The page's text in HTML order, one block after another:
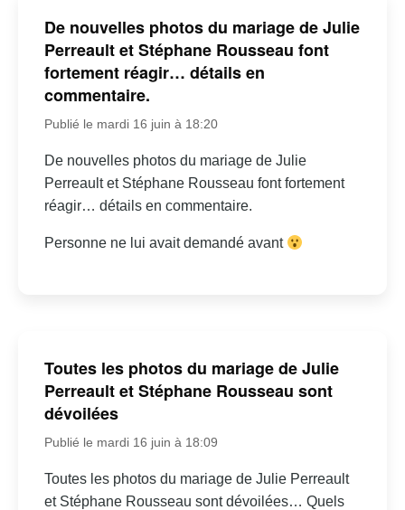
De nouvelles photos du mariage de Julie
Perreault et Stéphane Rousseau font
fortement réagir… détails en
commentaire.
Publié le mardi 16 juin à 18:20
De nouvelles photos du mariage de Julie
Perreault et Stéphane Rousseau font fortement
réagir… détails en commentaire.
Personne ne lui avait demandé avant
Toutes les photos du mariage de Julie
Perreault et Stéphane Rousseau sont
dévoilées
Publié le mardi 16 juin à 18:09
Toutes les photos du mariage de Julie Perreault
et Stéphane Rousseau sont dévoilées… Quels